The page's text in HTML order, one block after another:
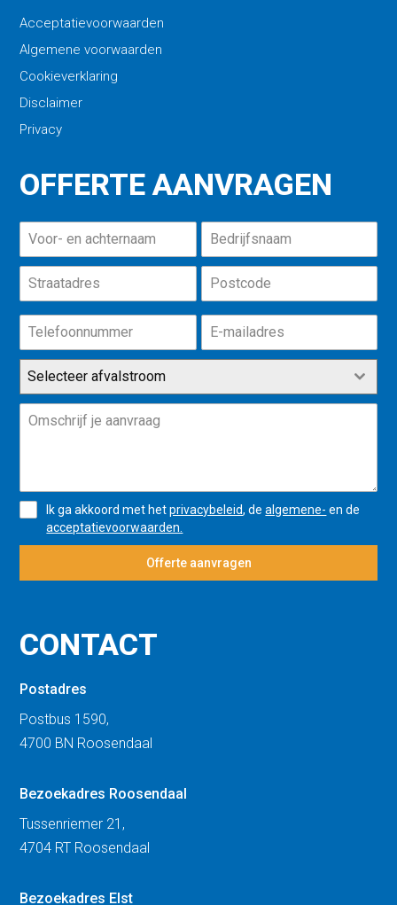
Acceptatievoorwaarden
Algemene voorwaarden
Cookieverklaring
Disclaimer
Privacy
OFFERTE AANVRAGEN
Selecteer afvalstroom
Ik ga akkoord met hetprivacybeleid, dealgemene- en de
acceptatievoorwaarden.
Offerte aanvragen
CONTACT
Postadres
Postbus 1590,
4700 BN Roosendaal
Bezoekadres Roosendaal
Tussenriemer 21,
4704 RT Roosendaal
Bezoekadres Elst